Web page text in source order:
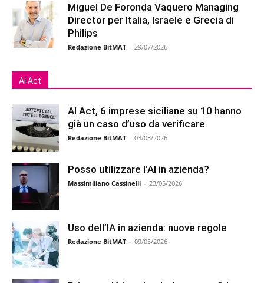
Miguel De Foronda Vaquero Managing
Director per Italia, Israele e Grecia di
Philips
Redazione BitMAT - 29/07/2026
Ai Act
AI Act, 6 imprese siciliane su 10 hanno
già un caso d’uso da verificare
Redazione BitMAT - 03/08/2026
Posso utilizzare l’AI in azienda?
Massimiliano Cassinelli - 23/05/2026
Uso dell’IA in azienda: nuove regole
Redazione BitMAT - 09/05/2026